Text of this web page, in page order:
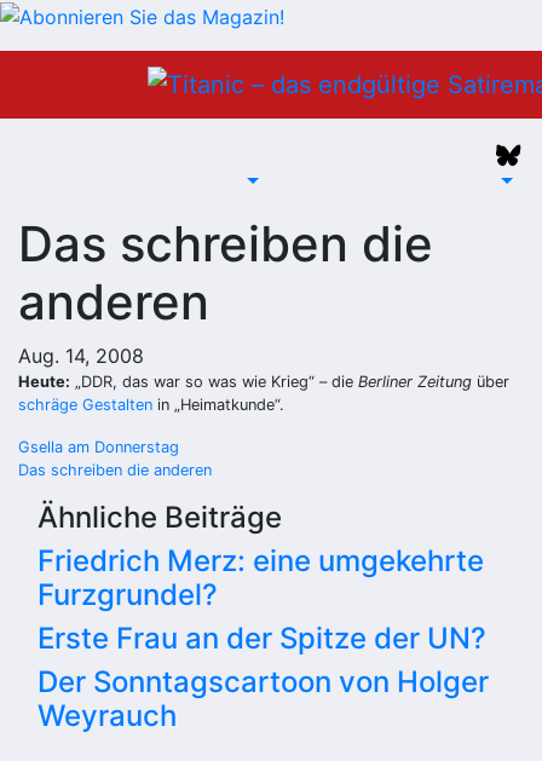
Das schreiben die
anderen
Aug. 14, 2008
Heute: „DDR, das war so was wie Krieg“ – die Berliner Zeitung über
schräge Gestalten in „Heimatkunde“.
Beitragsnavigation
Gsella am Donnerstag
Das schreiben die anderen
Ähnliche Beiträge
Friedrich Merz: eine umgekehrte
Furzgrundel?
Erste Frau an der Spitze der UN?
Der Sonntagscartoon von Holger
Weyrauch